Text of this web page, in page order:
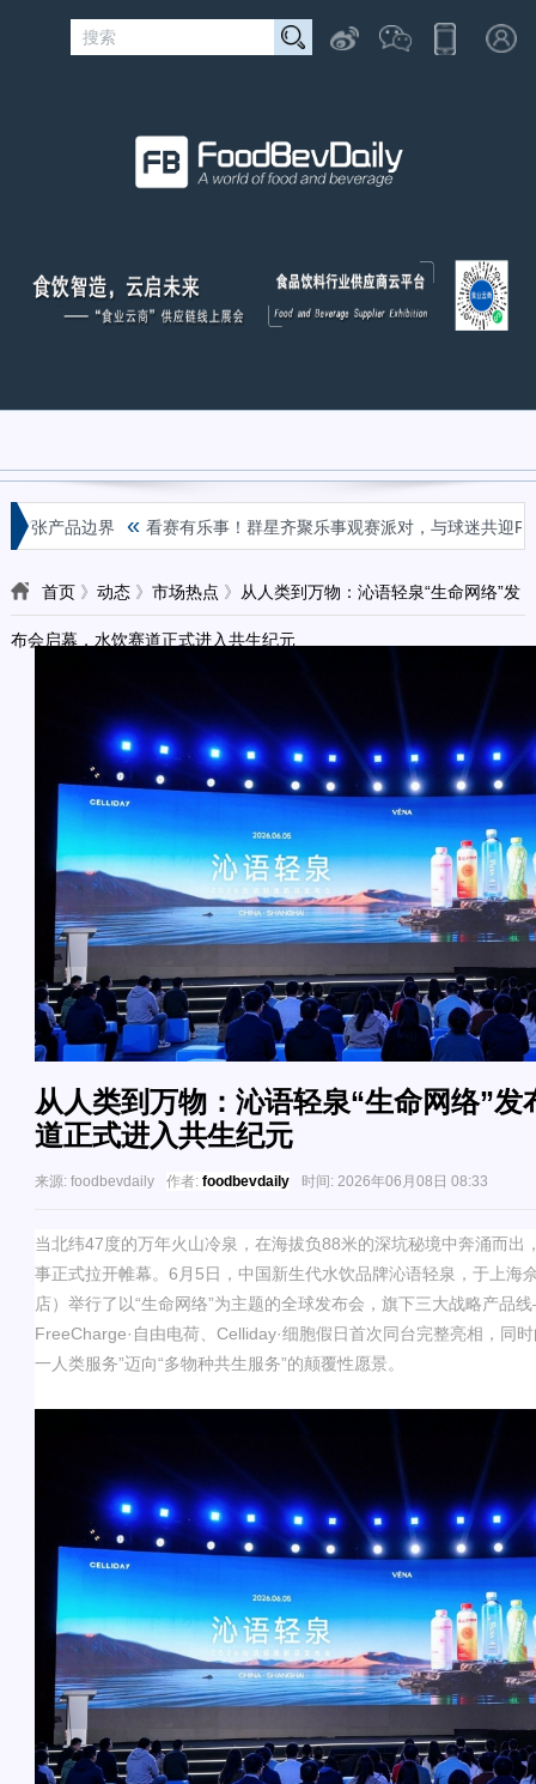
品边界 « 看赛有乐事！群星齐聚乐事观赛派对，与球迷共迎FIFA世
首页》 动态》 市场热点 》 从人类到万物：沁语轻泉“生命网络”发
布会启幕，水饮赛道正式进入共生纪元
从人类到万物：沁语轻泉“生命网络”发
道正式进入共生纪元
来源: foodbevdaily 作者: foodbevdaily 时间: 2026年06月08日 08:33
当北纬47度的万年火山冷泉，在海拔负88米的深坑秘境中奔涌而出
事正式拉开帷幕。 6 月 5日，中国新生代水饮品牌沁语轻泉，于上海
店）举行了以“生命网络”为主题的全球发布会，旗下三大战略产品线
FreeCharge· 自由电荷、 Celliday·细胞假日首次同台完整亮相，同
一人类服务”迈向“多物种共生服务”的颠覆性愿景。